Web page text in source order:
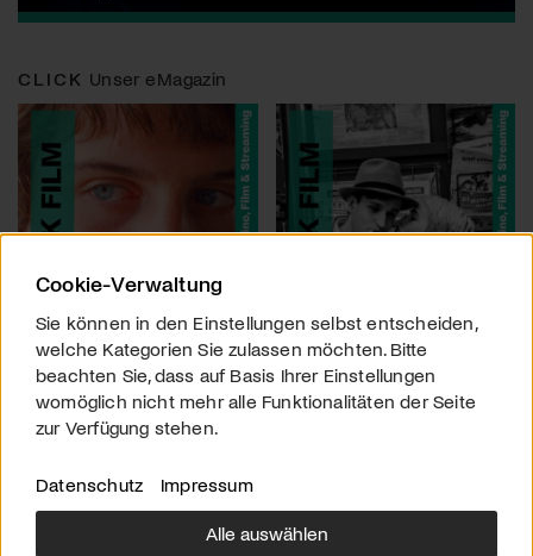
CLICK Unser eMagazin
Cookie-Verwaltung
Sie können in den Einstellungen selbst entscheiden,
welche Kategorien Sie zulassen möchten. Bitte
beachten Sie, dass auf Basis Ihrer Einstellungen
womöglich nicht mehr alle Funktionalitäten der Seite
zur Verfügung stehen.
Datenschutz Impressum
Alle auswählen